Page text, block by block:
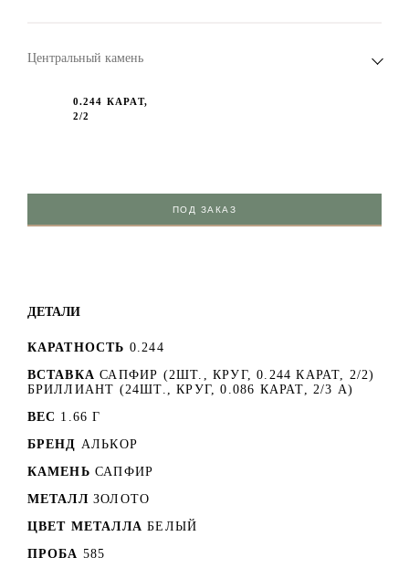
Центральный камень
0.244 КАРАТ,
2/2
ПОД ЗАКАЗ
ДЕТАЛИ
КАРАТНОСТЬ 0.244
ВСТАВКА САПФИР (2ШТ., КРУГ, 0.244 КАРАТ, 2/2)
БРИЛЛИАНТ (24ШТ., КРУГ, 0.086 КАРАТ, 2/3 А)
ВЕС 1.66 Г
БРЕНД АЛЬКОР
КАМЕНЬ САПФИР
МЕТАЛЛ ЗОЛОТО
ЦВЕТ МЕТАЛЛА БЕЛЫЙ
ПРОБА 585